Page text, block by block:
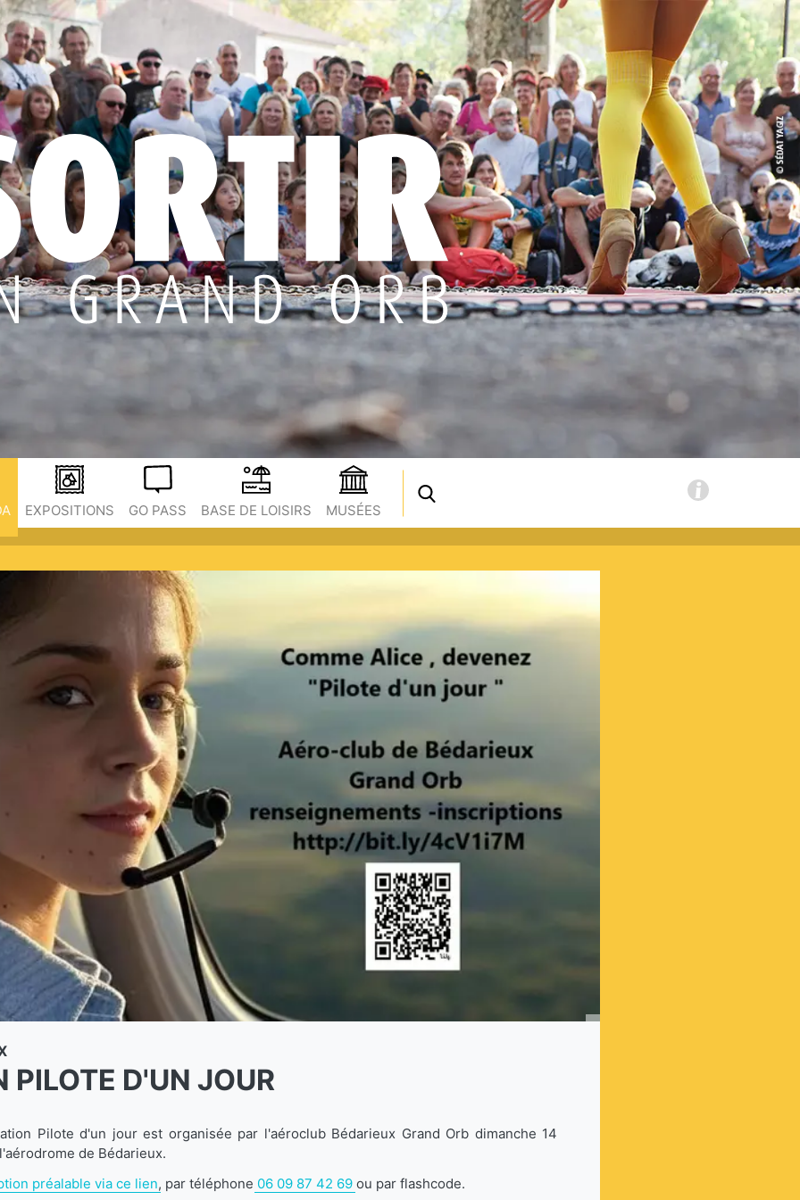
EXPOSITIONS GO PASS BASE DE LOISIRS MUSÉES
PILOTE D'UN JOUR
Pilote d'un jour est organisée par l'aéroclub Bédarieux Grand Orb dimanche 14
de Bédarieux.
préalable via ce lien, par téléphone 06 09 87 42 69 ou par flashcode.